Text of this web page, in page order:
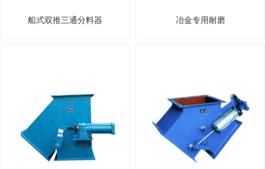
船式双推三通分料器 冶金专用耐磨